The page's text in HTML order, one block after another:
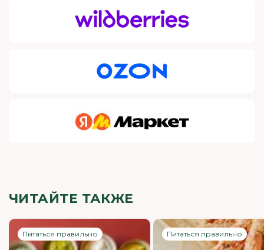
ЧИТАЙТЕ ТАКЖЕ
Питаться правильно Питаться правильно